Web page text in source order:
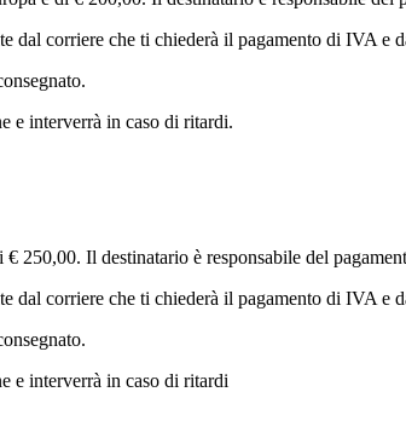
dal corriere che ti chiederà il pagamento di IVA
e interverrà in caso di ritardi.
250,00. Il destinatario è responsabile del
dal corriere che ti chiederà il pagamento di IVA
e interverrà in caso di ritardi